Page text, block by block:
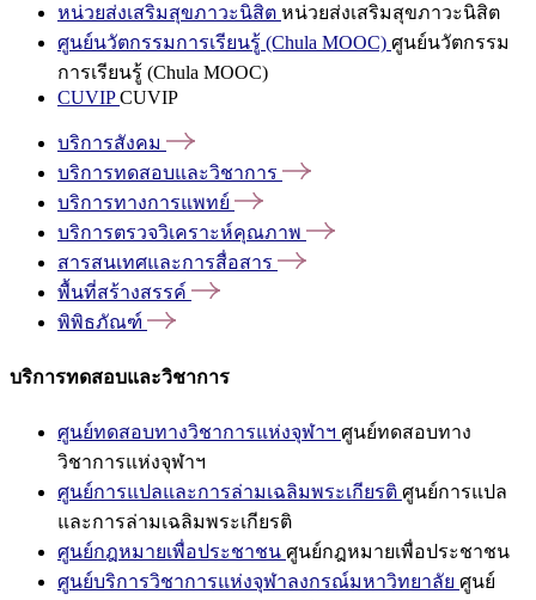
หน่วยส่งเสริมสุขภาวะนิสิต หน่วยส่งเสริมสุขภาวะนิสิต
ศูนย์นวัตกรรมการเรียนรู้ (Chula MOOC) ศูนย์นวัตกรรม
การเรียนรู้ (Chula MOOC)
CUVIPCUVIP
บริการสังคม
บริการทดสอบและวิชาการ
บริการทางการแพทย์
บริการตรวจวิเคราะห์คุณภาพ
สารสนเทศและการสื่อสาร
พื้นที่สร้างสรรค์
พิพิธภัณฑ์
บริการทดสอบและวิชาการ
ศูนย์ทดสอบทางวิชาการแห่งจุฬาฯ ศูนย์ทดสอบทาง
วิชาการแห่งจุฬาฯ
ศูนย์การแปลและการล่ามเฉลิมพระเกียรติ ศูนย์การแปล
และการล่ามเฉลิมพระเกียรติ
ศูนย์กฎหมายเพื่อประชาชน ศูนย์กฎหมายเพื่อประชาชน
ศูนย์บริการวิชาการแห่งจุฬาลงกรณ์มหาวิทยาลัย ศูนย์